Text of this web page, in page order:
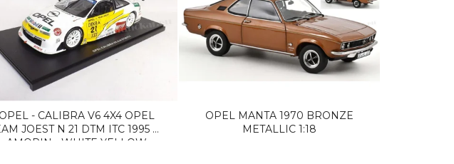
OPEL - CALIBRA V6 4X4 OPEL
JOEST N 21 DTM ITC 1995 NI
AMORIN - WHITE YELLOW
OPEL MANTA 1970 BRONZE
METALLIC 1:18